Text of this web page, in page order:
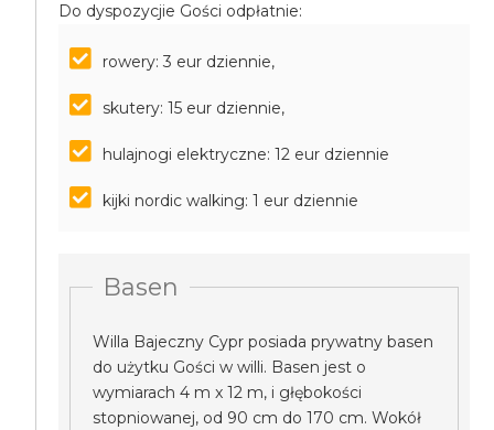
Do dyspozycjie Gości odpłatnie:
rowery: 3 eur dziennie,
skutery: 15 eur dziennie,
hulajnogi elektryczne: 12 eur dziennie
kijki nordic walking: 1 eur dziennie
Basen
Willa Bajeczny Cypr posiada prywatny basen
do użytku Gości w willi. Basen jest o
wymiarach 4 m x 12 m, i głębokości
stopniowanej, od 90 cm do 170 cm. Wokół